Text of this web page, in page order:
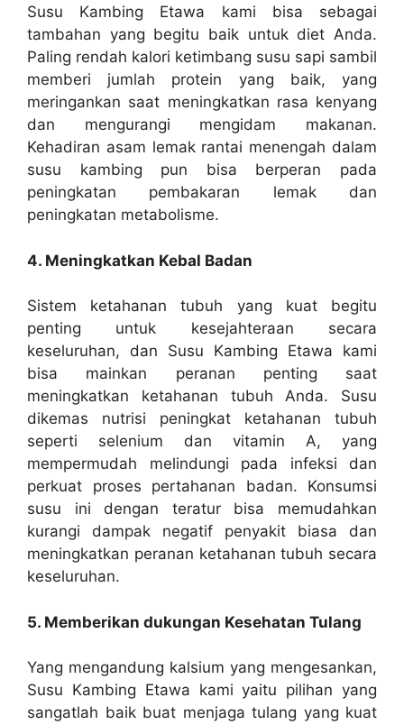
Susu Kambing Etawa kami bisa sebagai
tambahan yang begitu baik untuk diet Anda.
Paling rendah kalori ketimbang susu sapi sambil
memberi jumlah protein yang baik, yang
meringankan saat meningkatkan rasa kenyang
dan mengurangi mengidam makanan.
Kehadiran asam lemak rantai menengah dalam
susu kambing pun bisa berperan pada
peningkatan pembakaran lemak dan
peningkatan metabolisme.
4. Meningkatkan Kebal Badan
Sistem ketahanan tubuh yang kuat begitu
penting untuk kesejahteraan secara
keseluruhan, dan Susu Kambing Etawa kami
bisa mainkan peranan penting saat
meningkatkan ketahanan tubuh Anda. Susu
dikemas nutrisi peningkat ketahanan tubuh
seperti selenium dan vitamin A, yang
mempermudah melindungi pada infeksi dan
perkuat proses pertahanan badan. Konsumsi
susu ini dengan teratur bisa memudahkan
kurangi dampak negatif penyakit biasa dan
meningkatkan peranan ketahanan tubuh secara
keseluruhan.
5. Memberikan dukungan Kesehatan Tulang
Yang mengandung kalsium yang mengesankan,
Susu Kambing Etawa kami yaitu pilihan yang
sangatlah baik buat menjaga tulang yang kuat